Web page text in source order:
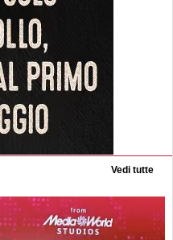
Vedi tutte